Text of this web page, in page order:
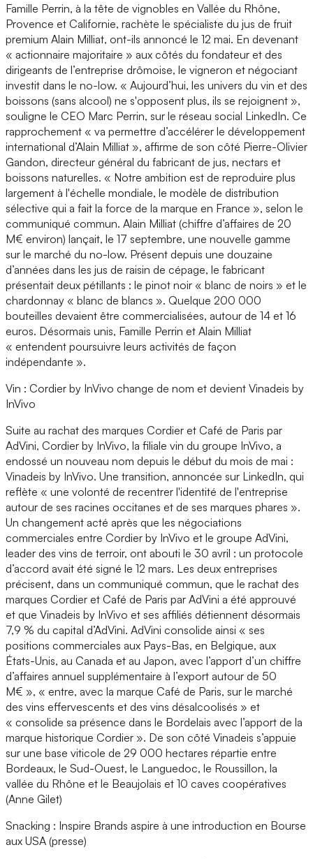
Famille Perrin, à la tête de vignobles en Vallée du Rhône,
Provence et Californie, rachète le spécialiste du jus de fruit
premium Alain Milliat, ont-ils annoncé le 12 mai. En devenant
« actionnaire majoritaire » aux côtés du fondateur et des
dirigeants de l’entreprise drômoise, le vigneron et négociant
investit dans le no-low. « Aujourd’hui, les univers du vin et des
boissons (sans alcool) ne s'opposent plus, ils se rejoignent »,
souligne le CEO Marc Perrin, sur le réseau social LinkedIn. Ce
rapprochement « va permettre d’accélérer le développement
international d’Alain Milliat », affirme de son côté Pierre-Olivier
Gandon, directeur général du fabricant de jus, nectars et
boissons naturelles. « Notre ambition est de reproduire plus
largement à l'échelle mondiale, le modèle de distribution
sélective qui a fait la force de la marque en France », selon le
communiqué commun. Alain Milliat (chiffre d’affaires de 20
M€ environ) lançait, le 17 septembre, une nouvelle gamme
sur le marché du no-low. Présent depuis une douzaine
d’années dans les jus de raisin de cépage, le fabricant
présentait deux pétillants : le pinot noir « blanc de noirs » et le
chardonnay « blanc de blancs ». Quelque 200 000
bouteilles devaient être commercialisées, autour de 14 et 16
euros. Désormais unis, Famille Perrin et Alain Milliat
« entendent poursuivre leurs activités de façon
indépendante ».
Vin : Cordier by InVivo change de nom et devient Vinadeis by
InVivo
Suite au rachat des marques Cordier et Café de Paris par
AdVini, Cordier by InVivo, la filiale vin du groupe InVivo, a
endossé un nouveau nom depuis le début du mois de mai :
Vinadeis by InVivo. Une transition, annoncée sur LinkedIn, qui
reflète « une volonté de recentrer l'identité de l'entreprise
autour de ses racines occitanes et de ses marques phares ».
Un changement acté après que les négociations
commerciales entre Cordier by InVivo et le groupe AdVini,
leader des vins de terroir, ont abouti le 30 avril : un protocole
d’accord avait été signé le 12 mars. Les deux entreprises
précisent, dans un communiqué commun, que le rachat des
marques Cordier et Café de Paris par AdVini a été approuvé
et que Vinadeis by InVivo et ses affiliés détiennent désormais
7,9 % du capital d’AdVini. AdVini consolide ainsi « ses
positions commerciales aux Pays-Bas, en Belgique, aux
États-Unis, au Canada et au Japon, avec l’apport d’un chiffre
d’affaires annuel supplémentaire à l’export autour de 50
M€ », « entre, avec la marque Café de Paris, sur le marché
des vins effervescents et des vins désalcoolisés » et
« consolide sa présence dans le Bordelais avec l’apport de la
marque historique Cordier ». De son côté Vinadeis s’appuie
sur une base viticole de 29 000 hectares répartie entre
Bordeaux, le Sud-Ouest, le Languedoc, le Roussillon, la
vallée du Rhône et le Beaujolais et 10 caves coopératives
(Anne Gilet)
Snacking : Inspire Brands aspire à une introduction en Bourse
aux USA (presse)